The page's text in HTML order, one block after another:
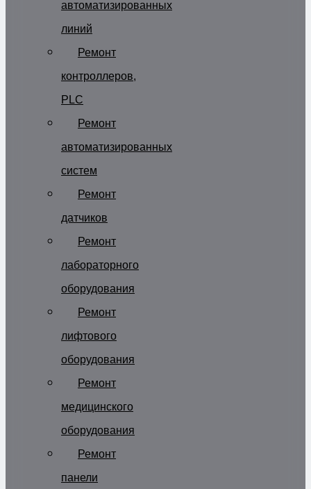
автоматизированных
линий
Ремонт
контроллеров,
PLC
Ремонт
автоматизированных
систем
Ремонт
датчиков
Ремонт
лабораторного
оборудования
Ремонт
лифтового
оборудования
Ремонт
медицинского
оборудования
Ремонт
панели